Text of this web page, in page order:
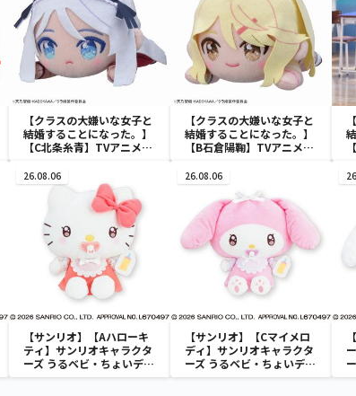
【クラスの大嫌いな女子と
結婚することになった。】
【C北条糸青】TVアニメ
結婚することになった。」
寝そべり ぬいぐるみ(EX)
【クラスの大嫌いな女子と
結婚することになった。】
【B石倉陽鞠】TVアニメ
結婚することになった。」
寝そべり ぬいぐるみ(EX)
26.08.06
【サンリオ】【Aハローキ
ティ】サンリオキャラクタ
ーズ うるベビ・ちょいデカ
ドール
26.08.06
【サンリオ】【Cマイメロ
ディ】サンリオキャラクタ
ーズ うるベビ・ちょいデカ
ドール